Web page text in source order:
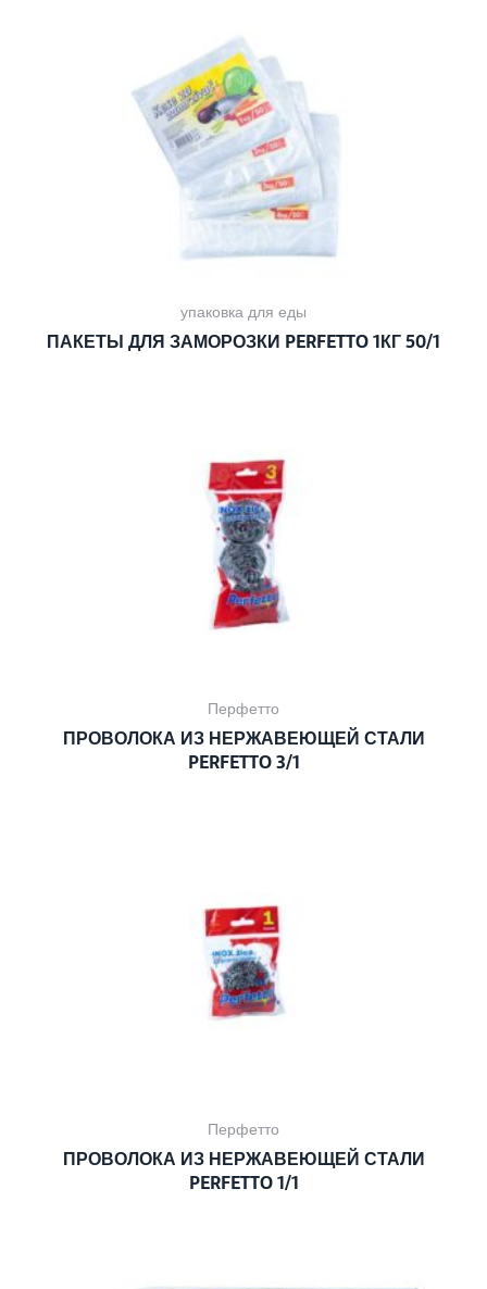
упаковка для еды
ПАКЕТЫ ДЛЯ ЗАМОРОЗКИ PERFETTO 1КГ 50/1
Перфетто
ПРОВОЛОКА ИЗ НЕРЖАВЕЮЩЕЙ СТАЛИ
PERFETTO 3/1
Перфетто
ПРОВОЛОКА ИЗ НЕРЖАВЕЮЩЕЙ СТАЛИ
PERFETTO 1/1